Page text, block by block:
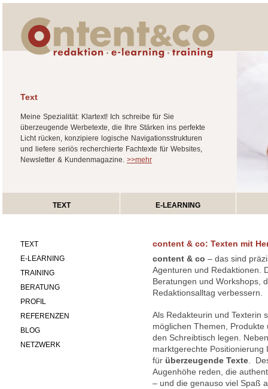
Text
Meine Spezialität: Klartext! Ich schreibe für Sie
überzeugende Werbetexte, die Ihre Stärken ins perfekte
Licht rücken, konzipiere logische Navigationsstrukturen
und liefere seriös recherchierte Fachtexte für Websites,
Newsletter & Kundenmagazine. >>mehr
TEXT E-LEARNING
content & co: Texten mit
content & co – das sind
Agenturen und Redaktionen.
Beratungen und Workshops,
Redaktionsalltag verbessern.
Als Redakteurin und Texterin
möglichen Themen,
den Schreibtisch legen.
marktgerechte
für überzeugende Texte .
Augenhöhe reden, die
– und die genauso viel Spaß
TEXT
E-LEARNING
TRAINING
BERATUNG
PROFIL
REFERENZEN
BLOG
NETZWERK